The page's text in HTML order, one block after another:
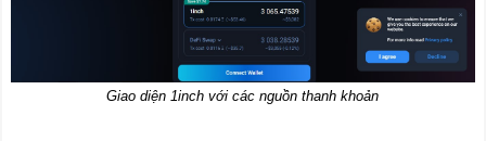
Giao diện 1inch với các nguồn thanh khoản